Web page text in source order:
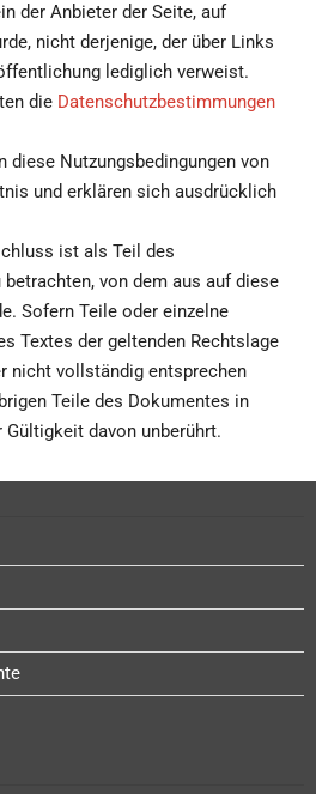
der Anbieter der Seite, auf
nicht derjenige, der über Links
lediglich verweist.
die Datenschutzbestimmungen
diese Nutzungsbedingungen von
und erklären sich ausdrücklich
ist als Teil des
von dem aus auf diese
Sofern Teile oder einzelne
Textes der geltenden Rechtslage
nicht vollständig entsprechen
Teile des Dokumentes in
davon unberührt.